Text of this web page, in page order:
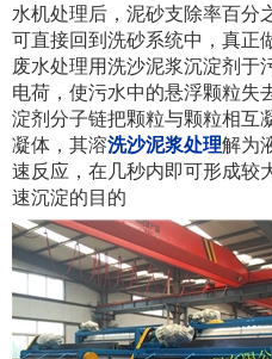
水机处理后，泥砂支除率百分
可直接回到洗砂系统中，真正
废水处理用洗沙泥浆沉淀剂于
电荷，使污水中的悬浮颗粒失
淀剂分子链把颗粒与颗粒相互
凝体，其溶洗沙泥浆处理解为
速反应，在几秒内即可形成较
速沉淀的目的